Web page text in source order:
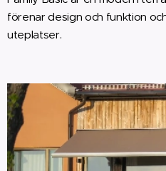
förenar design och funktion
uteplatser.